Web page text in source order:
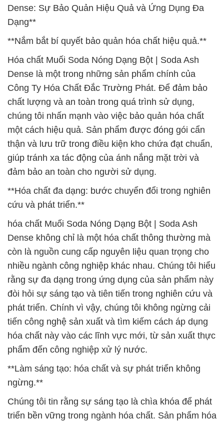
Dense: Sự Bảo Quản Hiệu Quả và Ứng Dụng Đa
Dạng**
**Nắm bắt bí quyết bảo quản hóa chất hiệu quả.**
Hóa chất Muối Soda Nóng Dạng Bột | Soda Ash
Dense là một trong những sản phẩm chính của
Công Ty Hóa Chất Đắc Trường Phát. Để đảm bảo
chất lượng và an toàn trong quá trình sử dụng,
chúng tôi nhấn mạnh vào việc bảo quản hóa chất
một cách hiệu quả. Sản phẩm được đóng gói cẩn
thận và lưu trữ trong điều kiện kho chứa đạt chuẩn,
giúp tránh xa tác động của ánh nắng mặt trời và
đảm bảo an toàn cho người sử dụng.
**Hóa chất đa dạng: bước chuyển đổi trong nghiên
cứu và phát triển.**
hóa chất Muối Soda Nóng Dạng Bột | Soda Ash
Dense không chỉ là một hóa chất thông thường mà
còn là nguồn cung cấp nguyên liệu quan trọng cho
nhiều ngành công nghiệp khác nhau. Chúng tôi hiểu
rằng sự đa dạng trong ứng dụng của sản phẩm này
đòi hỏi sự sáng tạo và tiên tiến trong nghiên cứu và
phát triển. Chính vì vậy, chúng tôi không ngừng cải
tiến công nghệ sản xuất và tìm kiếm cách áp dụng
hóa chất này vào các lĩnh vực mới, từ sản xuất thực
phẩm đến công nghiệp xử lý nước.
**Làm sáng tạo: hóa chất và sự phát triển không
ngừng.**
Chúng tôi tin rằng sự sáng tạo là chìa khóa để phát
triển bền vững trong ngành hóa chất. Sản phẩm hóa